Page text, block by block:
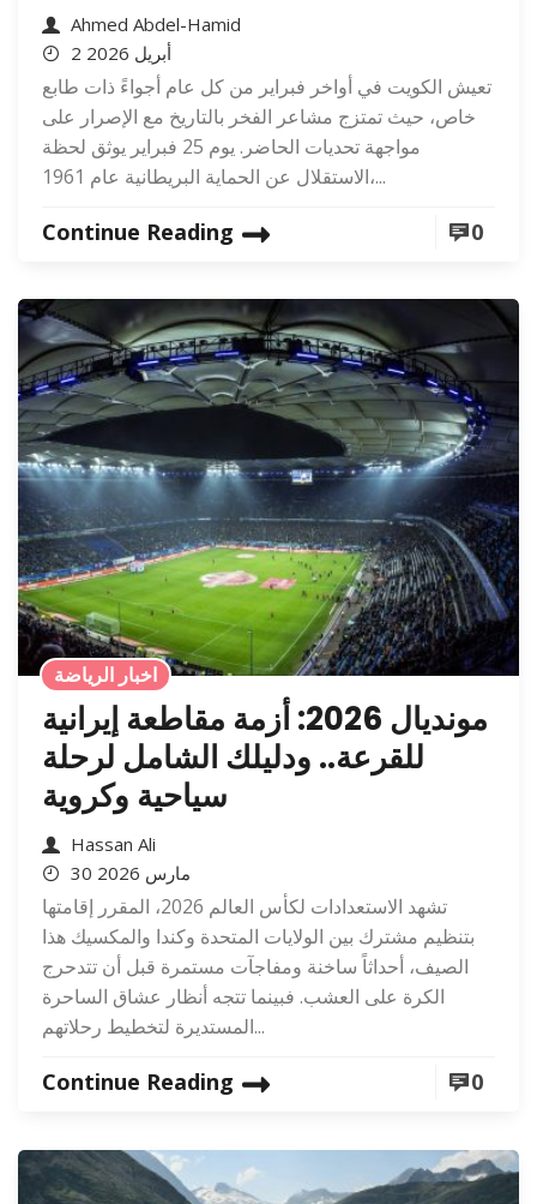
Ahmed Abdel-Hamid
2 أبريل 2026
تعيش الكويت في أواخر فبراير من كل عام أجواءً ذات طابع
خاص، حيث تمتزج مشاعر الفخر بالتاريخ مع الإصرار على
مواجهة تحديات الحاضر. يوم 25 فبراير يوثق لحظة
الاستقلال عن الحماية البريطانية عام 1961،...
Continue Reading 0
اخبار الرياضة
مونديال 2026: أزمة مقاطعة إيرانية
للقرعة.. ودليلك الشامل لرحلة
سياحية وكروية
Hassan Ali
30 مارس 2026
تشهد الاستعدادات لكأس العالم 2026، المقرر إقامتها
بتنظيم مشترك بين الولايات المتحدة وكندا والمكسيك هذا
الصيف، أحداثاً ساخنة ومفاجآت مستمرة قبل أن تتدحرج
الكرة على العشب. فبينما تتجه أنظار عشاق الساحرة
المستديرة لتخطيط رحلاتهم...
Continue Reading 0